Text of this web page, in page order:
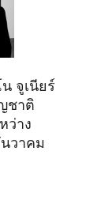
จูเนียร์
ชาติ
ว่าง
วาคม